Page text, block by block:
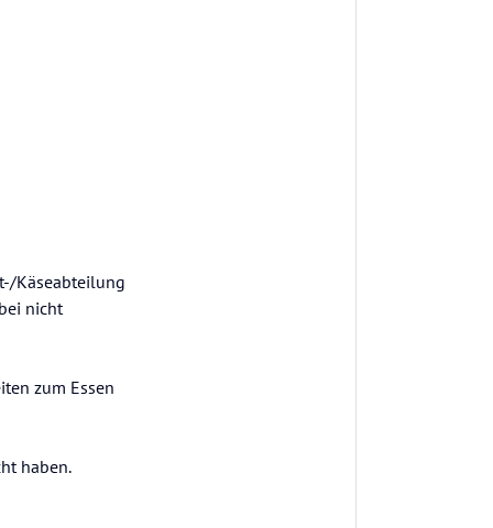
Käseabteilung
nicht
zum Essen
haben.